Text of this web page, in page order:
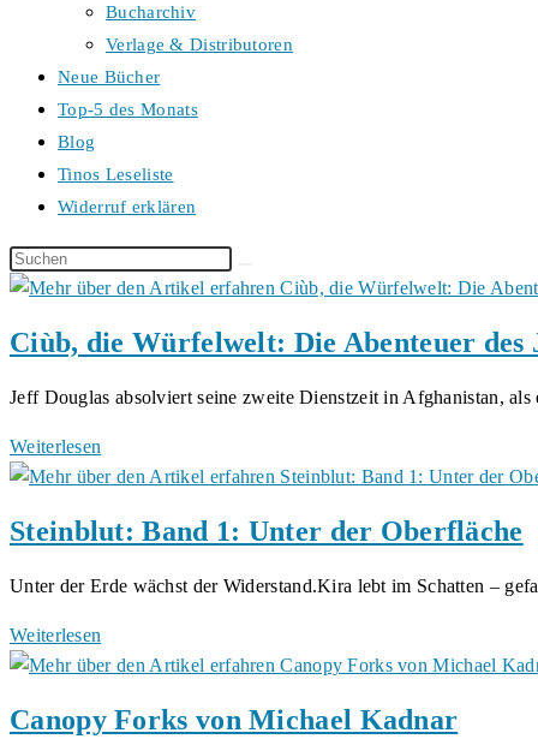
Bucharchiv
Verlage & Distributoren
Neue Bücher
Top-5 des Monats
Blog
Tinos Leseliste
Widerruf erklären
Diese
Website
Ciùb, die Würfelwelt: Die Abenteuer
Jeff Douglas absolviert seine zweite Dienstzeit in Afghanistan,
Weiterlesen
die
Die
des
von
von
Steinblut: Band 1: Unter der Oberfläche
Unter der Erde wächst der Widerstand.Kira lebt im Schatten –
Weiterlesen
Band
Unter
Canopy Forks von Michael Kadnar